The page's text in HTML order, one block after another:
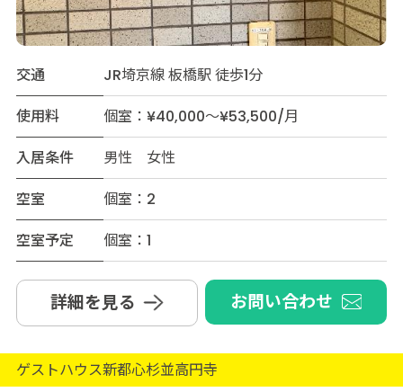
交通
JR埼京線 板橋駅 徒歩1分
使用料
個室：¥40,000～¥53,500/月
入居条件
男性 女性
空室
個室：2
空室予定
個室：1
詳細を見る お問い合わせ
ゲストハウス新都心杉並高円寺